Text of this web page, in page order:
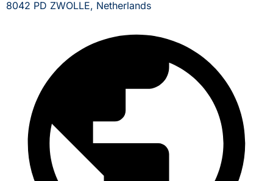
8042 PD ZWOLLE, Netherlands